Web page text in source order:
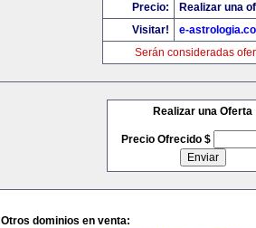
Precio:
Realizar una
Visitar!
e-
Serán consideradas
Realizar una Oferta
Precio Ofrecido $
Otros dominios en venta: